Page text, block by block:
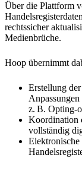
Über die Plattform
rechtssicher
Medienbrüche.
Hoop übernimmt
Erstellung
z. B. Opting-
Koordination
vollständig
Elektronische